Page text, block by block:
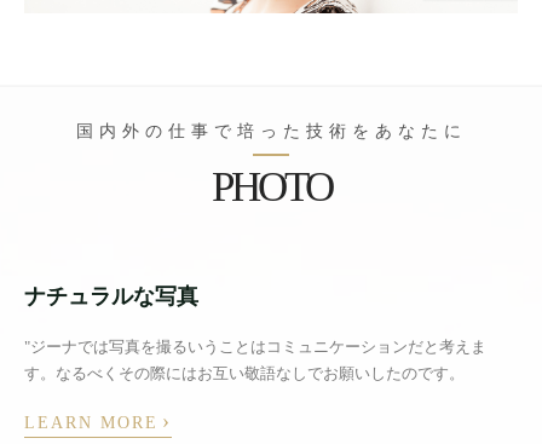
国内外の仕事で培った技術をあなたに
PHOTO
ナチュラルな写真
"ジーナでは写真を撮るいうことはコミュニケーションだと考えま
す。なるべくその際にはお互い敬語なしでお願いしたのです。
LEARN MORE ›